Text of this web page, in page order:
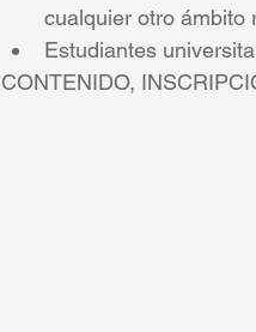
cualquier otro ámbito
Estudiantes
CONTENIDO,